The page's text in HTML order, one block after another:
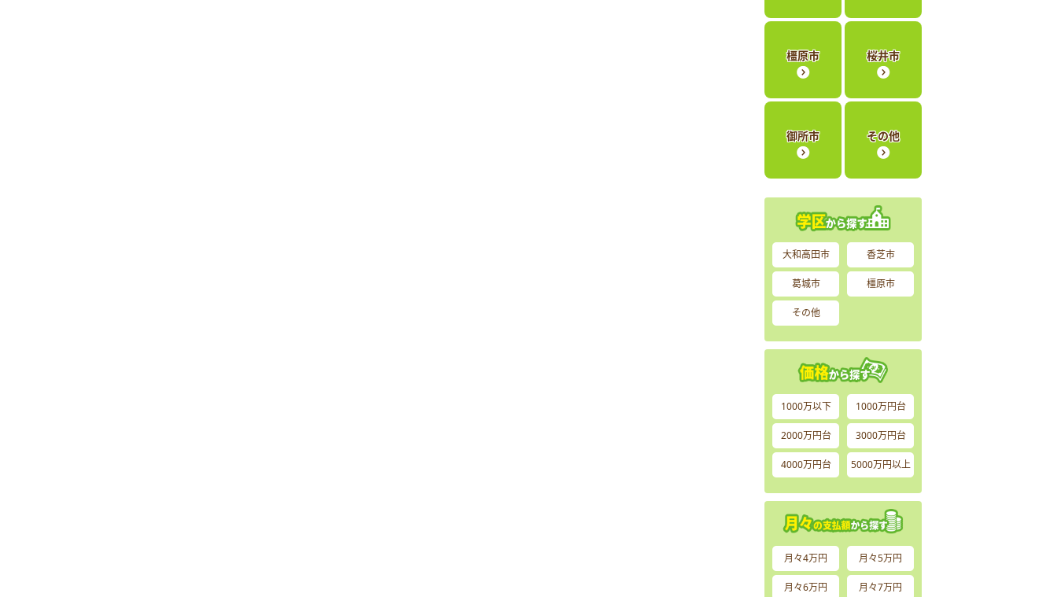
橿原市 桜井市
御所市 その他
大和高田市 香芝市
葛城市 橿原市
その他
1000万以下 1000万円台
2000万円台 3000万円台
4000万円台 5000万円以上
月々4万円 月々5万円
月々6万円 月々7万円